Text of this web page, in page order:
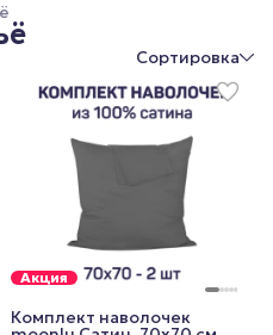
Сортировка
Акция
Комплект наволочек